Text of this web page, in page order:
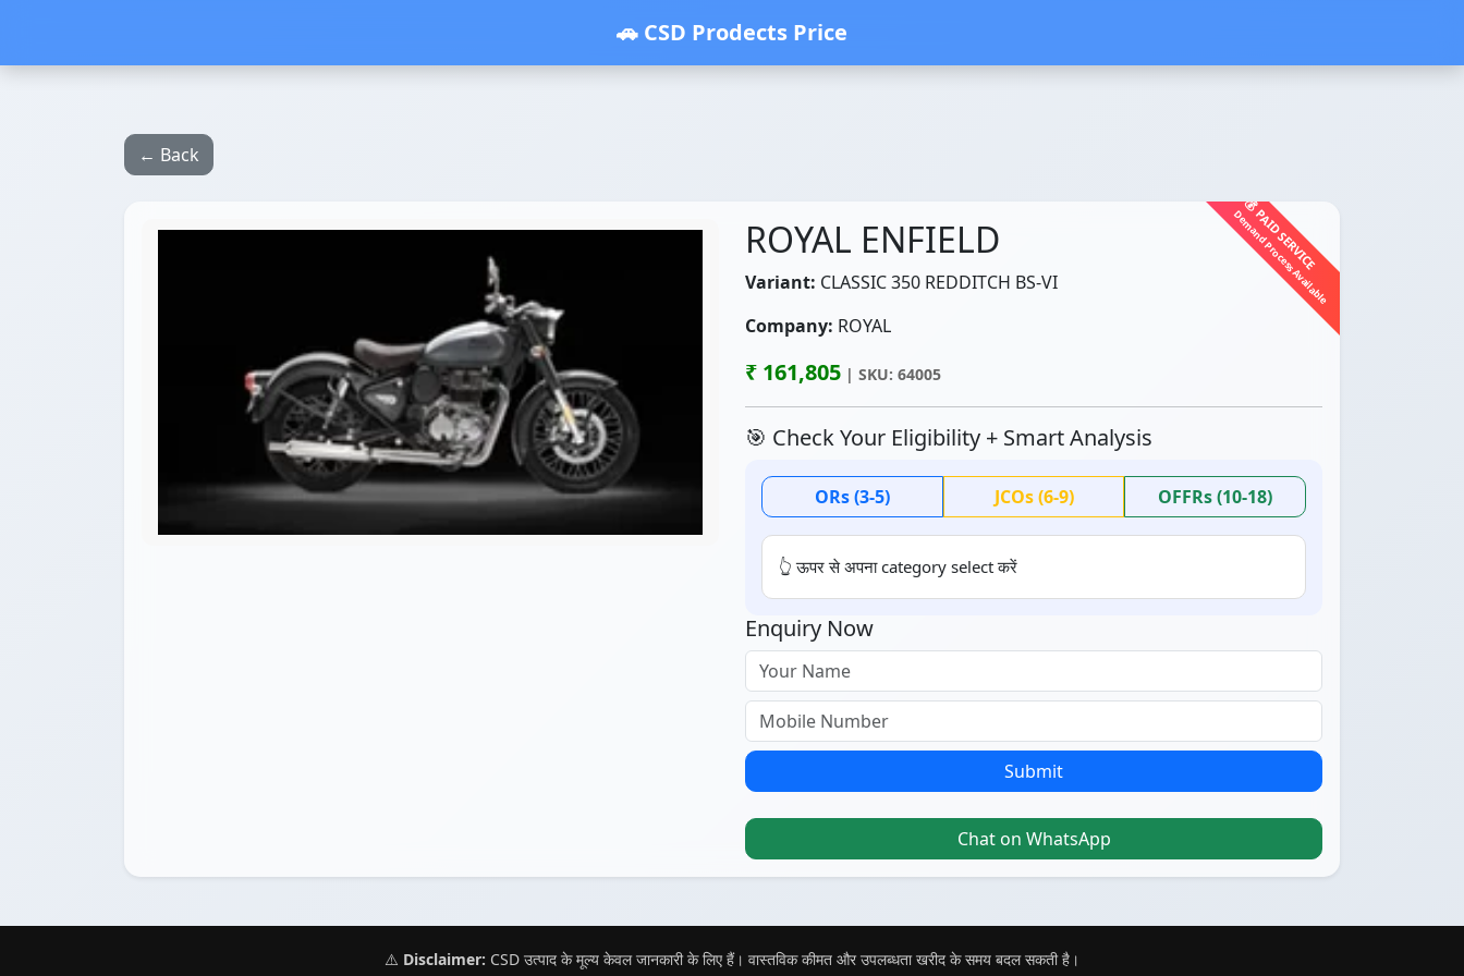
🚗 CSD Prodects Price
← Back
💰 PAID SERVICE
Demand Process Available
ROYAL ENFIELD
Variant: CLASSIC 350 REDDITCH BS-VI
Company: ROYAL
₹ 161,805 | SKU: 64005
🎯 Check Your Eligibility + Smart Analysis
ORs (3-5) JCOs (6-9) OFFRs (10-18)
👆 ऊपर से अपना category select करें
Enquiry Now
Submit
Chat on WhatsApp
⚠️ Disclaimer: CSD उत्पाद के मूल्य केवल जानकारी के लिए हैं। वास्तविक कीमत और उपलब्धता खरीद के समय बदल सकती है।